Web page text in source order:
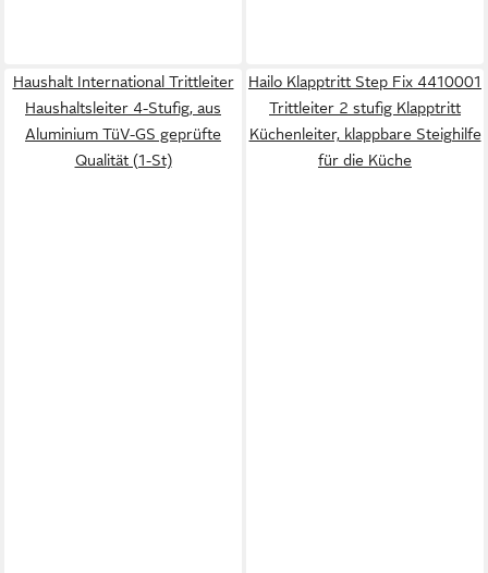
Haushalt International Trittleiter
Haushaltsleiter 4-Stufig, aus
Aluminium TüV-GS geprüfte
Qualität (1-St)
Hailo Klapptritt Step Fix 4410001
Trittleiter 2 stufig Klapptritt
Küchenleiter, klappbare Steighilfe
für die Küche